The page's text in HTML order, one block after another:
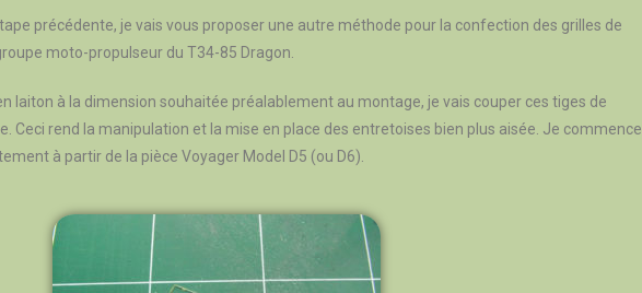
précédente, je vais vous proposer une autre méthode pour la confection des grilles de
moto-propulseur du T34-85 Dragon.
laiton à la dimension souhaitée préalablement au montage, je vais couper ces tiges de
Ceci rend la manipulation et la mise en place des entretoises bien plus aisée. Je commence
à partir de la pièce Voyager Model D5 (ou D6).